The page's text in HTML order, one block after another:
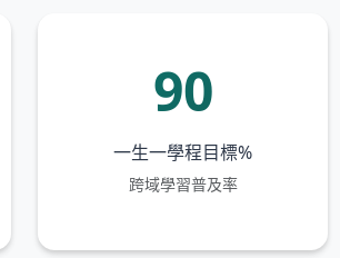
90
一生一學程目標%
跨域學習普及率